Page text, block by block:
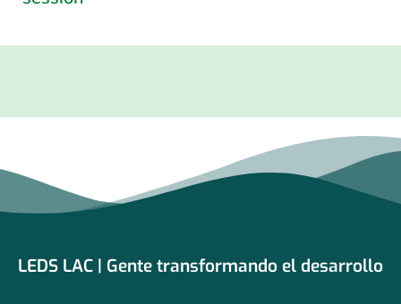
LEDS LAC | Gente transformando el desarrollo